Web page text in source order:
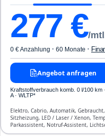
277 €/
0 € Anzahlung · 60 Monate ·
Angebot anfragen
Kraftstoffverbrauch komb. 0 l/100 km
A · WLTP*
Elektro, Cabrio, Automatik,
Sitzheizung, LED / Laser / Xenon,
Parkassistent, Notruf-Assistent,
Verkehrszeichen-Erkennung, ESP,